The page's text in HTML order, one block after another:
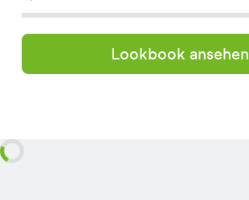
Lookbook ansehen